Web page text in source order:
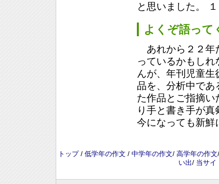
と思いました。
よくぞ語って
あれから２２年
っているかもし
んが、年刊児童
品を、分析中で
た作品とご指摘
り手と書き手が
今になっても新鮮
トップ/ 低学年の作文 / 中学年の作文/ 高学年の作文
い出/ 当サイ